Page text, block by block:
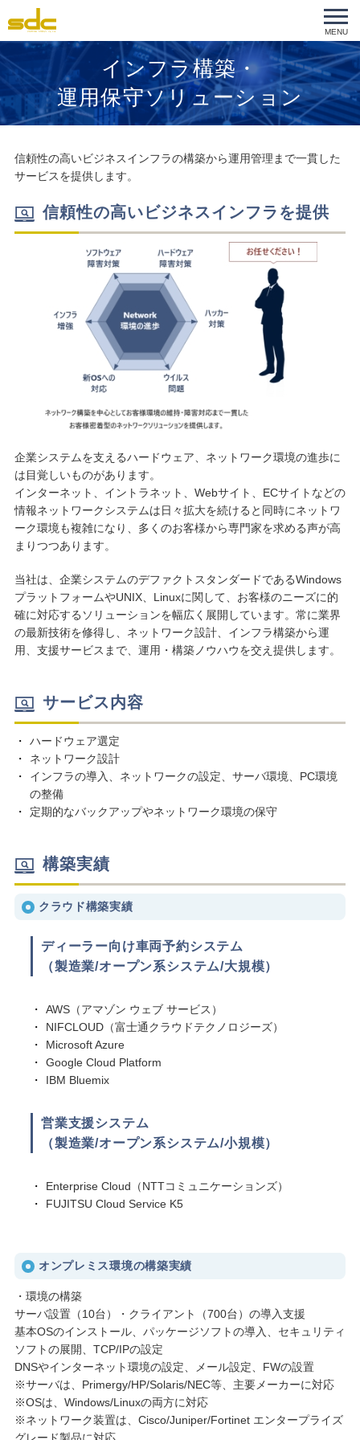
MENU
インフラ構築・
運用保守ソリューション
信頼性の高いビジネスインフラの構築から運用管理まで一貫した
サービスを提供します。
信頼性の高いビジネスインフラを提供
企業システムを支えるハードウェア、ネットワーク環境の進歩に
は目覚しいものがあります。
インターネット、イントラネット、Webサイト、ECサイトなどの
情報ネットワークシステムは日々拡大を続けると同時にネットワ
ーク環境も複雑になり、多くのお客様から専門家を求める声が高
まりつつあります。
当社は、企業システムのデファクトスタンダードであるWindows
プラットフォームやUNIX、Linuxに関して、お客様のニーズに的
確に対応するソリューションを幅広く展開しています。常に業界
の最新技術を修得し、ネットワーク設計、インフラ構築から運
用、支援サービスまで、運用・構築ノウハウを交え提供します。
サービス内容
ハードウェア選定
ネットワーク設計
インフラの導入、ネットワークの設定、サーバ環境、PC環境
の整備
定期的なバックアップやネットワーク環境の保守
構築実績
クラウド構築実績
ディーラー向け車両予約システム
（製造業/オープン系システム/大規模）
AWS（アマゾン ウェブ サービス）
NIFCLOUD（富士通クラウドテクノロジーズ）
Microsoft Azure
Google Cloud Platform
IBM Bluemix
営業支援システム
（製造業/オープン系システム/小規模）
Enterprise Cloud（NTTコミュニケーションズ）
FUJITSU Cloud Service K5
オンプレミス環境の構築実績
・環境の構築
サーバ設置（10台）・クライアント（700台）の導入支援
基本OSのインストール、パッケージソフトの導入、セキュリティ
ソフトの展開、TCP/IPの設定
DNSやインターネット環境の設定、メール設定、FWの設置
※サーバは、Primergy/HP/Solaris/NEC等、主要メーカーに対応
※OSは、Windows/Linuxの両方に対応
※ネットワーク装置は、Cisco/Juniper/Fortinet エンタープライズ